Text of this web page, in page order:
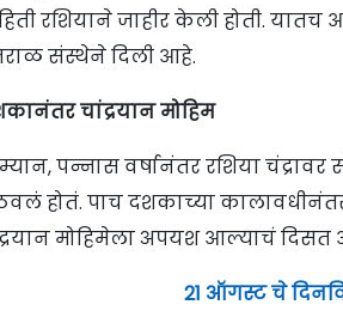
रशियाने जाहीर केली होती.
संस्थेने दिली आहे.
चांद्रयान मोहिम
पन्नास वर्षानंतर रशिया
होतं. पाच दशकाच्या
मोहिमेला अपयश आल्याचं दिसत
21 ऑगस्ट चे